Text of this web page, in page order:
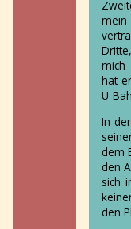
mich
hat
U-
In
dem
den
sich
den